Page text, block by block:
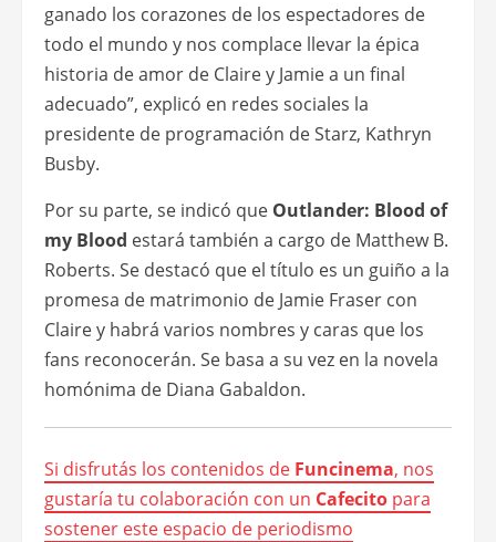
ganado los corazones de los espectadores de
todo el mundo y nos complace llevar la épica
historia de amor de Claire y Jamie a un final
adecuado”, explicó en redes sociales la
presidente de programación de Starz, Kathryn
Busby.
Por su parte, se indicó que Outlander: Blood of
my Blood estará también a cargo de Matthew B.
Roberts. Se destacó que el título es un guiño a la
promesa de matrimonio de Jamie Fraser con
Claire y habrá varios nombres y caras que los
fans reconocerán. Se basa a su vez en la novela
homónima de Diana Gabaldon.
Si disfrutás los contenidos de Funcinema, nos
gustaría tu colaboración con un Cafecito para
sostener este espacio de periodismo